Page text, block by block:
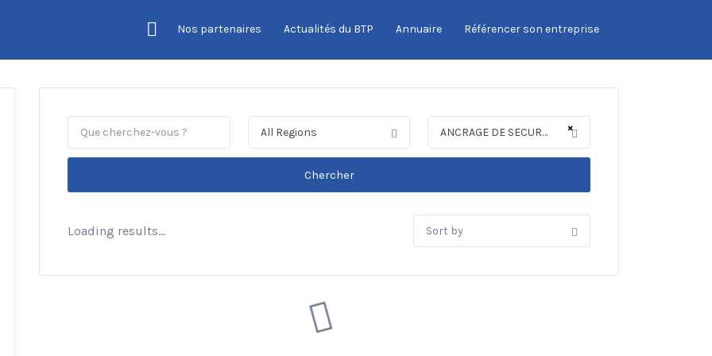
Nos partenaires Actualités du BTP Annuaire Référencer son entreprise
All Regions ×
ANCRAGE DE SECURITE
Chercher
Loading results...